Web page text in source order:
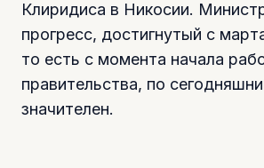
Клиридиса в Никосии.
прогресс, достигнутый с
то есть с момента начала
правительства, по
значителен.